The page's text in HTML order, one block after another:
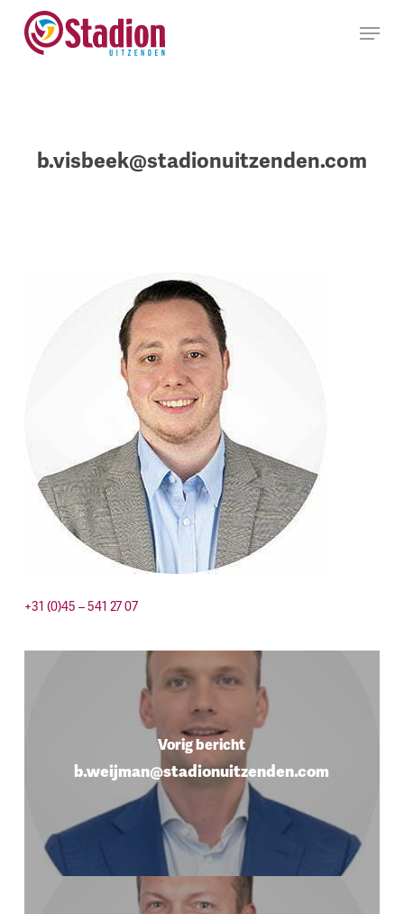
naar
hoofdinhoud
Menu
b.visbeek@stadionuitzenden.com
+31 (0)45 – 541 27 07
Vorig bericht
b.weijman@stadionuitzenden.com